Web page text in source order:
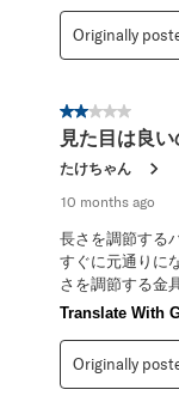
Originally
2 out of 5 stars.
見た目は良
たけちゃん
10 months ago
長さを調節する
すぐに元通りに
さを調節する金
Translate With
Originally